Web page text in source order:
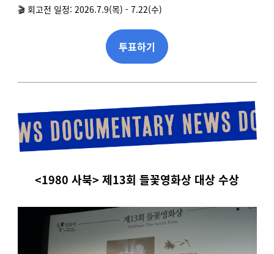
🎬 회고전 일정: 2026.7.9(목) - 7.22(수)
투표하기
<1980 사북> 제13회 들꽃영화상 대상 수상